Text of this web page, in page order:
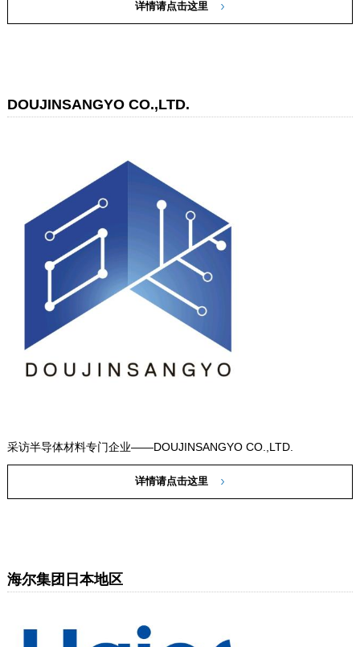
详情请点击这里
DOUJINSANGYO CO.,LTD.
采访半导体材料专门企业——DOUJINSANGYO CO.,LTD.
详情请点击这里
海尔集团日本地区